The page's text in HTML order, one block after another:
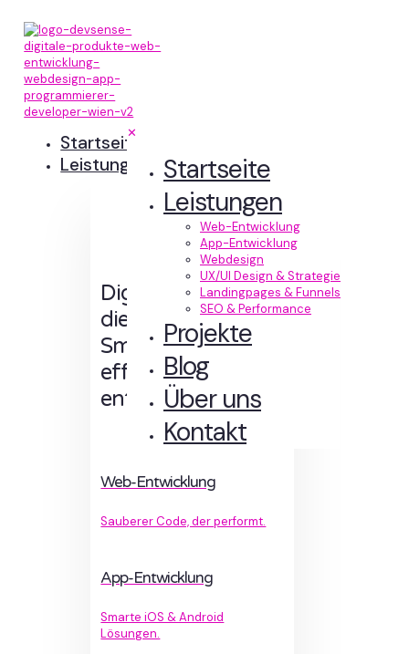
✕
Startseite
Leistungen
Web-Entwicklung
App-Entwicklung
Webdesign
UX/UI Design & Strategie
Landingpages & Funnels
SEO & Performance
Projekte
Blog
Über uns
Kontakt
Startseite
Leistungen
Digitale Erlebnisse,
die Sinn machen.
Smart designt und
effizient
entwickelt.
Web-Entwicklung
Sauberer Code, der performt.
App-Entwicklung
Smarte iOS & Android
Lösungen.